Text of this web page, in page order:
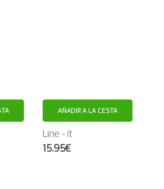
AÑADIR A LA CESTA
Line - it
15.95€